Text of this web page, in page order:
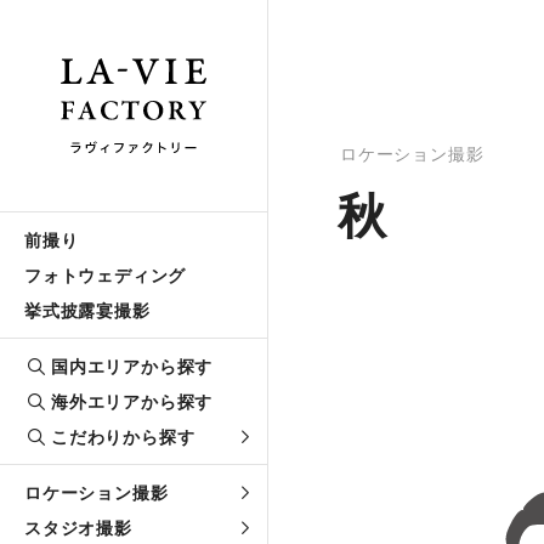
前撮り
フォトウェディング
挙式披露宴撮影
国内エリアから探す
海外エリアから探す
こだわりから探す
ロケーション撮影
スタジオ撮影
ロケーション撮影
秋